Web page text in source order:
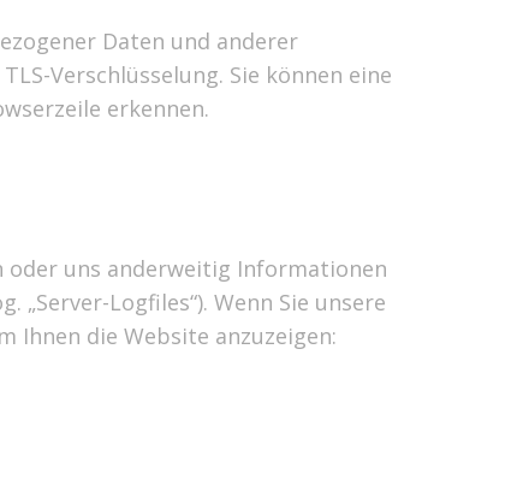
Daten und anderer
Verschlüsselung. Sie können eine
erkennen.
uns anderweitig Informationen
Logfiles“). Wenn Sie unsere
Ihnen die Website anzuzeigen: